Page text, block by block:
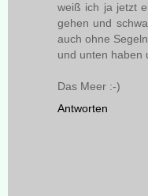
weiß ich ja jetzt
gehen und
auch ohne
und unten haben
Das Meer :-)
Antworten